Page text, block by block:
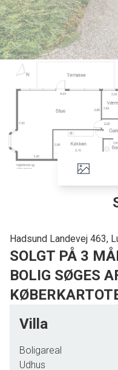
Hadsund Landevej 463,
SOLGT PÅ 3
BOLIG SØGES
efter en bolig i grønne rammer
for langt fra den. Standen og
Villa
Boligareal
Udhus